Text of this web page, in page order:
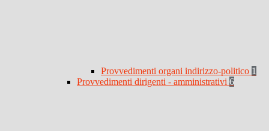
Provvedimenti organi indirizzo-politico 1
Provvedimenti dirigenti - amministrativi 6